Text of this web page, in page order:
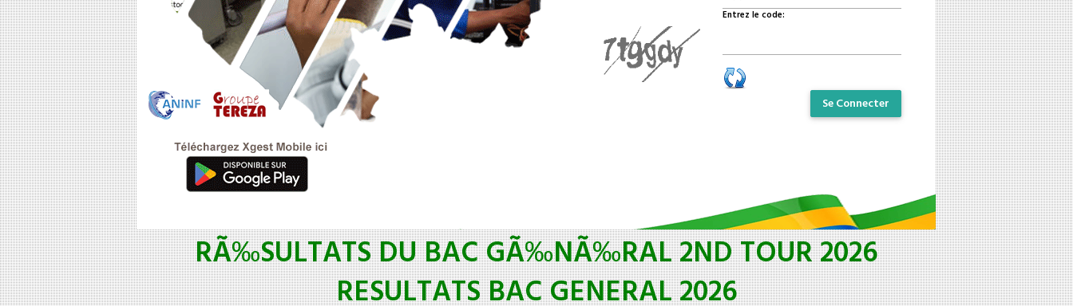
Entrez le code:
Se Connecter
RÃ‰SULTATS DU BAC GÃ‰NÃ‰RAL 2ND TOUR 2026
RESULTATS BAC GENERAL 2026